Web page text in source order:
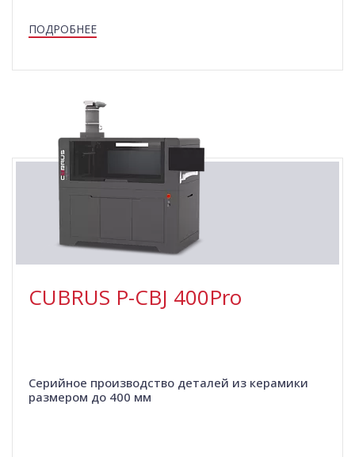
ПОДРОБНЕЕ
CUBRUS P-СBJ 400Pro
Серийное производство деталей из керамики
размером до 400 мм